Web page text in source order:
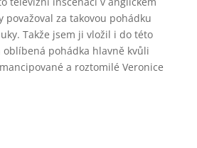
považoval za takovou pohádku
Takže jsem ji vložil i do této
oblíbená pohádka hlavně kvůli
a roztomilé Veronice